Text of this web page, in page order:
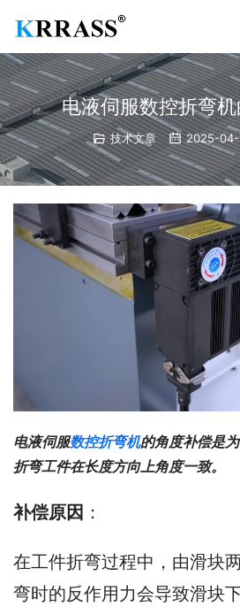
电液伺服数控折弯
技术文章 2025-04-
电液伺服数控折弯机的角度补偿是
折弯工件在长度方向上角度一致。
补偿原因 ：
在工件折弯过程中，由滑块
弯时的反作用力会导致滑块